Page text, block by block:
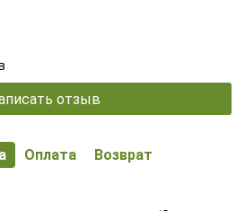
отзыв
Оплата Возврат